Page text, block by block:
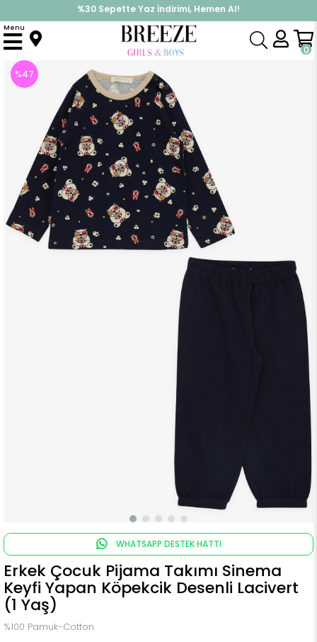
%30 Sepette Yaz İndirimi, Hemen Al!
İndirimlere ek %10 İndirimi Kap, Hemen Üye Ol!
0
Menu
Anasayfa Pijama & İç Giyim ERKEK Pijama Takımı
%47
WHATSAPP DESTEK HATTI
Erkek Çocuk Pijama Takımı Sinema
Keyfi Yapan Köpekcik Desenli Lacivert
(1 Yaş)
%100 Pamuk-Cotton